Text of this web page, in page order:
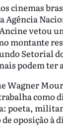
cinemas
Agência
vetou
montante
Setorial
podem ter
Wagner
como
poeta,
oposição à